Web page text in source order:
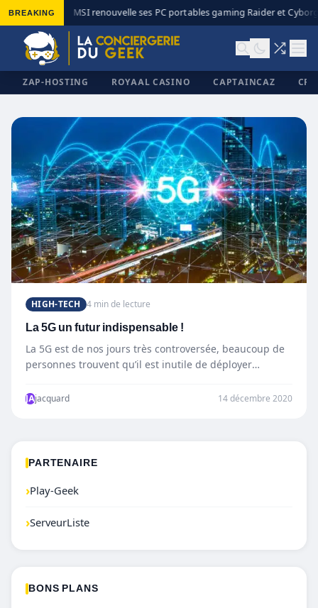
BREAKING MSI renouvelle ses PC portables gaming Raider et
ZAP-HOSTING ROYAAL CASINO CAPTAINCAZ
✕
HIGH-TECH 4 min de lecture
La 5G un futur indispensable !
La 5G est de nos jours très controversée, beaucoup de
personnes trouvent qu’il est inutile de déployer
JAjacquard 14 décembre 2020
PARTENAIRE
›Play-Geek
›ServeurListe
BONS PLANS